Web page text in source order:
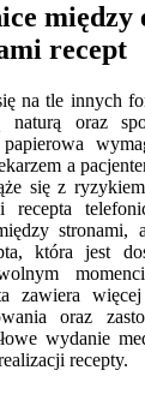
między
recept
na tle innych
naturą oraz
a
się z
recepta
stronami,
która jest
zawiera
oraz
wydanie
recepty.